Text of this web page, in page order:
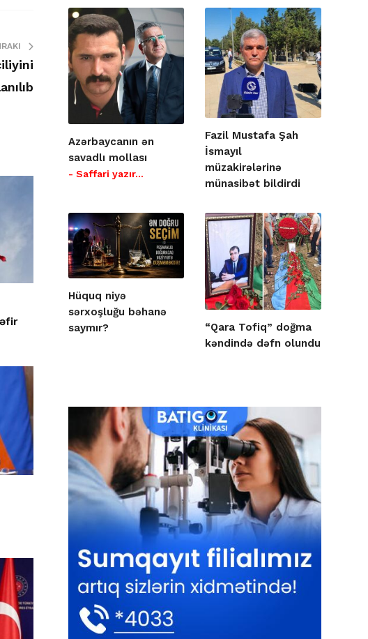
Azərbaycanın ən
savadlı mollası
- Saffari yazır…
Fazil Mustafa Şah
İsmayıl
müzakirələrinə
münasibət bildirdi
Hüquq niyə
sərxoşluğu bəhanə
saymır?
“Qara Tofiq” doğma
kəndində dəfn olundu